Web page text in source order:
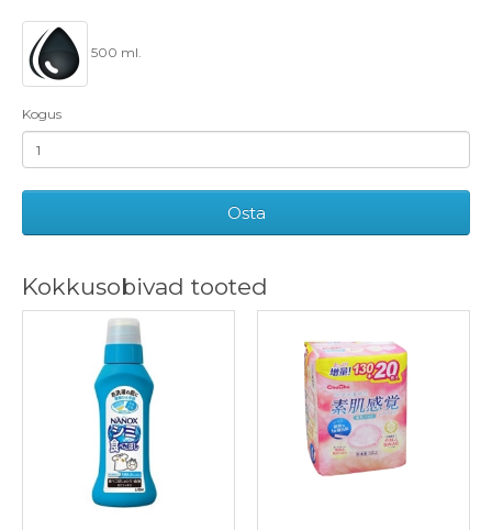
500 ml.
Kogus
Osta
Kokkusobivad tooted